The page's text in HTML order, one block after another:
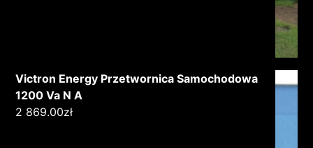
Victron Energy Przetwornica Samochodowa
1200 Va N A
2 869.00zł